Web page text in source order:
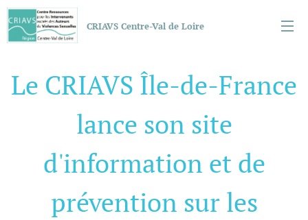
CRIAVS Centre-Val de Loire
Le CRIAVS Île-de-France
lance son site
d'information et de
prévention sur les